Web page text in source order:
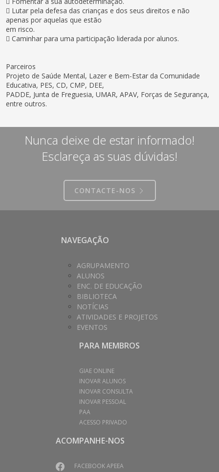
 Lutar pela defesa das crianças e dos seus direitos e não
apenas por aquelas que estão
em risco.
 Caminhar para uma participação liderada por alunos.
Parceiros
Projeto de Saúde Mental, Lazer e Bem-Estar da Comunidade
Educativa, PES, CD, CMP, DEE,
PADDE, Junta de Freguesia, UMAR, APAV, Forças de Segurança,
entre outros.
Nunca deixe de estar informado!
Esclareça as suas dúvidas!
CONTACTE-NOS
NAVEGAÇÃO
AGRUPAMENTO
ALUNOS
ENC. DE EDUCAÇÃO
BIBLIOTECA
NOTÍCIAS
ATIVIDADES E PROJETOS
EVENTOS
PARA MEMBROS
GIAE ONLINE
INOVAR ALUNOS
INOVAR CONSULTA
INOVAR PESSOAL
PAA
ACESSO PRIVADO
ACOMPANHE-NOS
FACEBOOK APEEA